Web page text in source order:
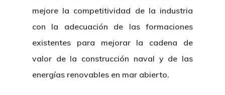
mejore la competitividad de la industria
con la adecuación de las formaciones
existentes para mejorar la cadena de
valor de la construcción naval y de las
energías renovables en mar abierto.